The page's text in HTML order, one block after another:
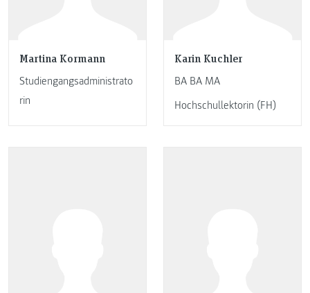
Martina Kormann
Studiengangsadministrato
rin
Karin Kuchler
BA BA MA
Hochschullektorin (FH)